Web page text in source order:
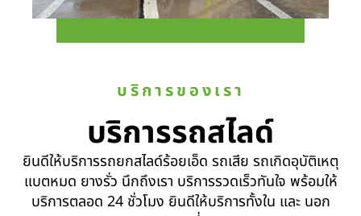
บริการของเรา
บริการรถสไลด์
ยินดีให้บริการรถยกสไลด์ร้อยเอ็ด รถเสีย รถเกิดอุบัติเหตุ
แบตหมด ยางรั่ว นึกถึงเรา บริการรวดเร็วทันใจ พร้อมให้
บริการตลอด 24 ชั่วโมง ยินดีให้บริการทั้งใน และ นอก